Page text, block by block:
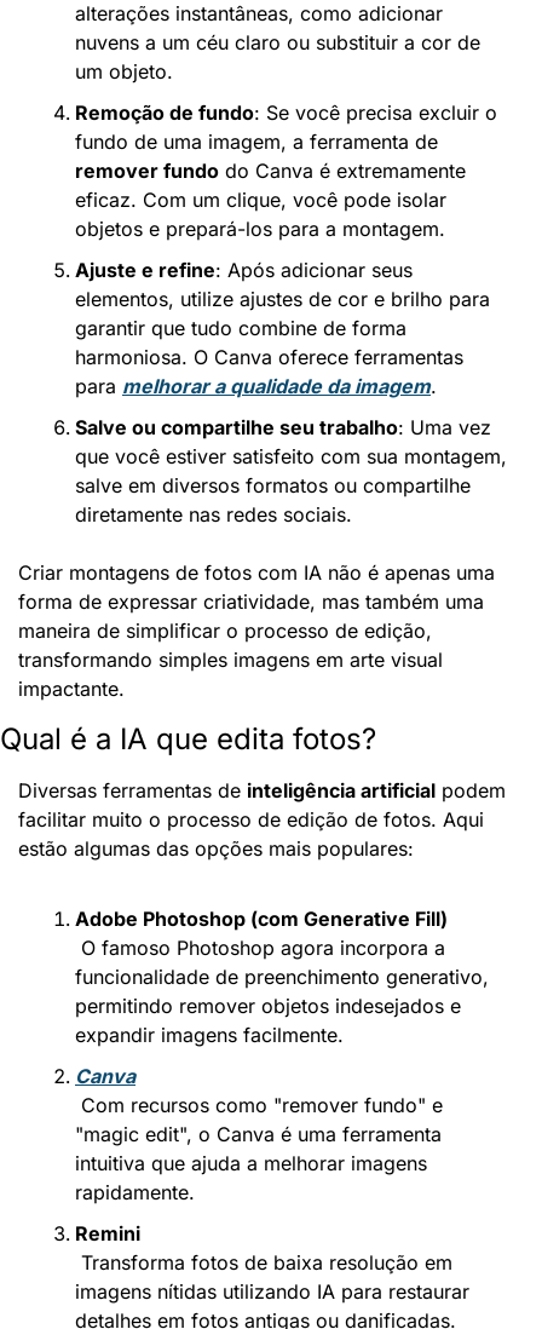
alterações instantâneas, como adicionar
nuvens a um céu claro ou substituir a cor de
um objeto.
Remoção de fundo: Se você precisa excluir o
remover fundo do Canva é extremamente
eficaz. Com um clique, você pode isolar
objetos e prepará-los para a montagem.
Ajuste e refine: Após adicionar seus
elementos, utilize ajustes de cor e brilho para
garantir que tudo combine de forma
harmoniosa. O Canva oferece ferramentas
para melhorar a qualidade da imagem.
Salve ou compartilhe seu trabalho: Uma vez
que você estiver satisfeito com sua montagem,
salve em diversos formatos ou compartilhe
diretamente nas redes sociais.
Criar montagens de fotos com IA não é apenas uma
forma de expressar criatividade, mas também uma
maneira de simplificar o processo de edição,
transformando simples imagens em arte visual
impactante.
Qual é a IA que edita fotos?
Diversas ferramentas de inteligência artificial podem
facilitar muito o processo de edição de fotos. Aqui
estão algumas das opções mais populares:
Adobe Photoshop (com Generative Fill)
funcionalidade de preenchimento generativo,
permitindo remover objetos indesejados e
expandir imagens facilmente.
Canva
"magic edit", o Canva é uma ferramenta
intuitiva que ajuda a melhorar imagens
rapidamente.
Remini
imagens nítidas utilizando IA para restaurar
detalhes em fotos antigas ou danificadas.